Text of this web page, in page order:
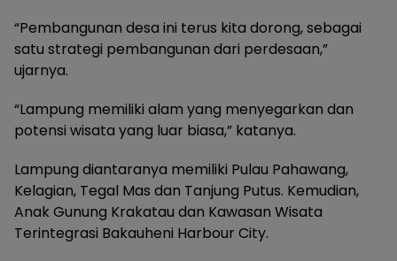
“Pembangunan desa ini terus kita dorong, sebagai
satu strategi pembangunan dari perdesaan,”
ujarnya.
“Lampung memiliki alam yang menyegarkan dan
potensi wisata yang luar biasa,” katanya.
Lampung diantaranya memiliki Pulau Pahawang,
Kelagian, Tegal Mas dan Tanjung Putus. Kemudian,
Anak Gunung Krakatau dan Kawasan Wisata
Terintegrasi Bakauheni Harbour City.